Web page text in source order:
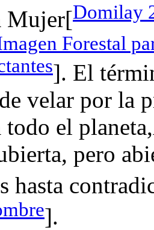
Mujer[Domilay
Forestal
]. El
velar por la
todo el
pero
hasta
].